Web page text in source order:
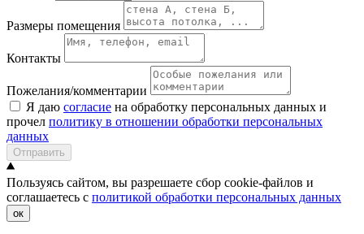
Размеры помещения
Контакты
Пожелания/комментарии
Я даю согласие на обработку персональных данных и
прочел политику в отношении обработки персональных
данных
Отправить
Пользуясь сайтом, вы разрешаете сбор cookie-файлов и
соглашаетесь с политикой обработки персональных данных
ок